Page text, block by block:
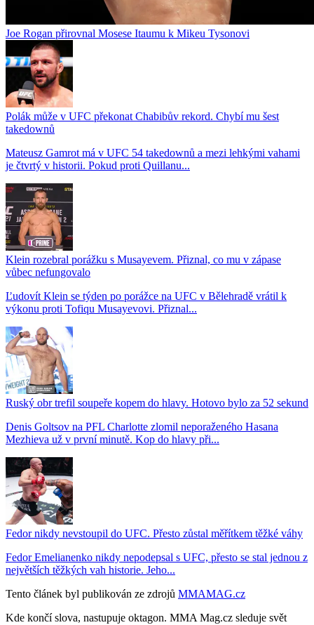
Joe Rogan přirovnal Mosese Itaumu k Mikeu Tysonovi
Polák může v UFC překonat Chabibův rekord. Chybí mu šest
takedownů
Mateusz Gamrot má v UFC 54 takedownů a mezi lehkými vahami
je čtvrtý v historii. Pokud proti Quillanu...
Klein rozebral porážku s Musayevem. Přiznal, co mu v zápase
vůbec nefungovalo
Ľudovít Klein se týden po porážce na UFC v Bělehradě vrátil k
výkonu proti Tofiqu Musayevovi. Přiznal...
Ruský obr trefil soupeře kopem do hlavy. Hotovo bylo za 52 sekund
Denis Goltsov na PFL Charlotte zlomil neporaženého Hasana
Mezhieva už v první minutě. Kop do hlavy při...
Fedor nikdy nevstoupil do UFC. Přesto zůstal měřítkem těžké váhy
Fedor Emelianenko nikdy nepodepsal s UFC, přesto se stal jednou z
největších těžkých vah historie. Jeho...
Tento článek byl publikován ze zdrojů MMAMAG.cz
Kde končí slova, nastupuje oktagon. MMA Mag.cz sleduje svět